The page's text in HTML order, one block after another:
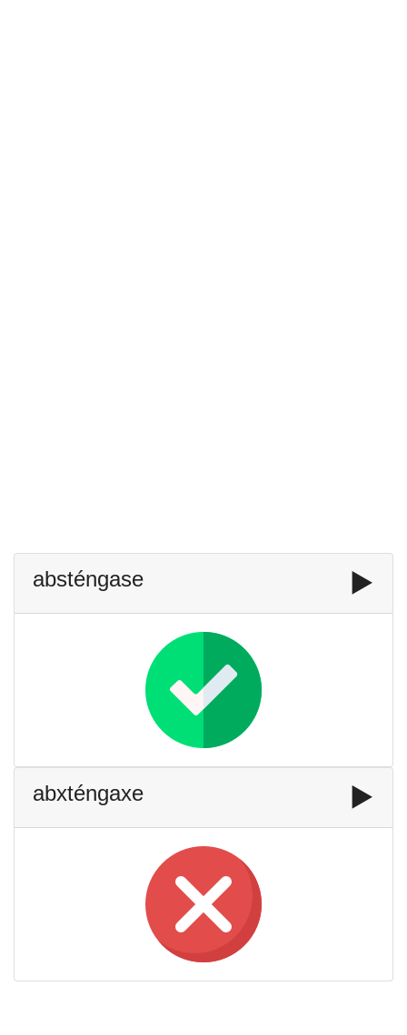
absténgase ▶️
abxténgaxe ▶️